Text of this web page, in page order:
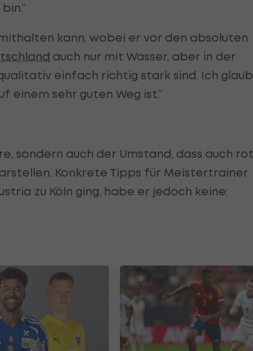
kann, wobei er vor den absoluten
auch nur mit Wasser, aber in der
einfach richtig stark sind. Ich
sehr guten Weg ist.“
sondern auch der Umstand, dass auch
Konkrete Tipps für Meistertrainer
zu Köln ging, habe er jedoch keine: